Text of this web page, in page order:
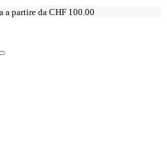
a partire da CHF 100.00